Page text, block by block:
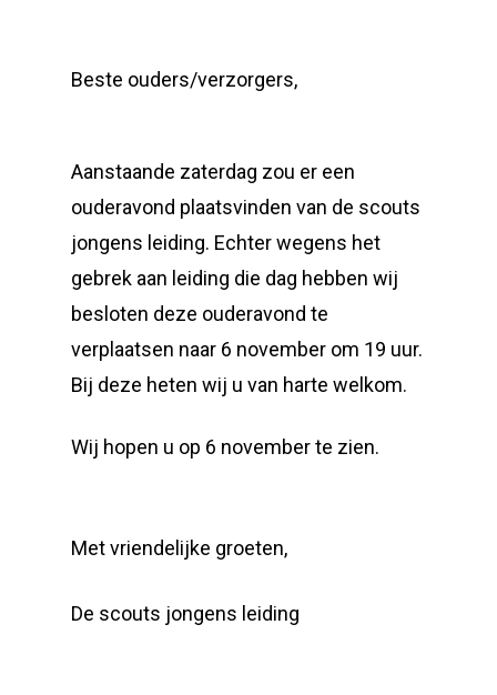
Beste ouders/verzorgers,
Aanstaande zaterdag zou er een
ouderavond plaatsvinden van de scouts
jongens leiding. Echter wegens het
gebrek aan leiding die dag hebben wij
besloten deze ouderavond te
verplaatsen naar 6 november om 19 uur.
Bij deze heten wij u van harte welkom.
Wij hopen u op 6 november te zien.
Met vriendelijke groeten,
De scouts jongens leiding